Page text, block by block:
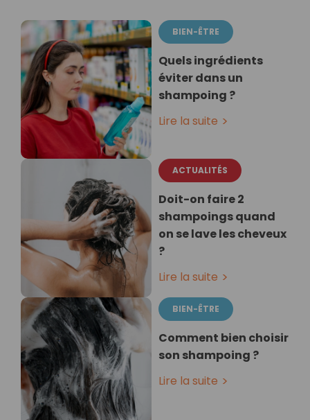
BIEN-ÊTRE
Quels ingrédients
éviter dans un
shampoing ?
Lire la suite
ACTUALITÉS
Doit-on faire 2
shampoings quand
on se lave les cheveux
?
Lire la suite
BIEN-ÊTRE
Comment bien choisir
son shampoing ?
Lire la suite